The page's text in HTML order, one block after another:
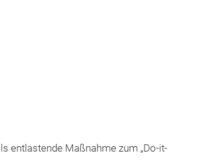
entlastende Maßnahme zum „Do-it-